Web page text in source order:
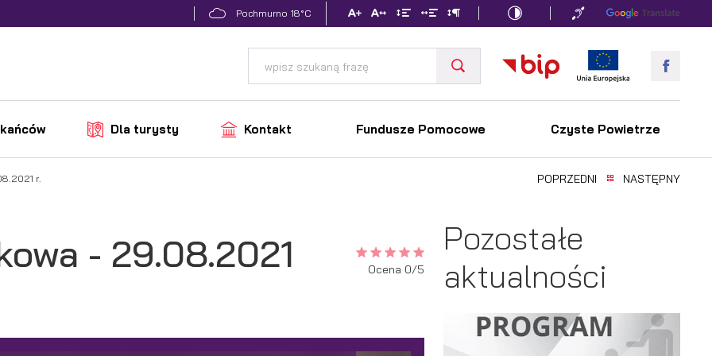
Pochmurno 18°C
Dla turysty Kontakt Fundusze Pomocowe Czyste Powietrze
r. POPRZEDNI NASTĘPNY
- 29.08.2021
Ocena 0/5
Pozostałe
aktualności